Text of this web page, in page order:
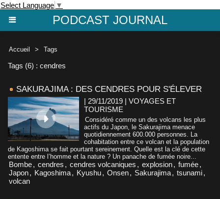
Select Language ▼
PODCAST JOURNAL
Accueil > Tags
Tags (6) : cendres
SAKURAJIMA : DES CENDRES POUR S'ÉLEVER
| 29/11/2019 | VOYAGES ET
TOURISME
Considéré comme un des volcans les plus
actifs du Japon, le Sakurajima menace
quotidiennement 600.000 personnes. La
cohabitation entre ce volcan et la population
de Kagoshima se fait pourtant sereinement. Quelle est la clé de cette
entente entre l’homme et la nature ? Un panache de fumée noire...
Bombe, cendres , cendres volcaniques , explosion, fumée,
Japon, Kagoshima, Kyushu, Onsen, Sakurajima, tsunami,
volcan